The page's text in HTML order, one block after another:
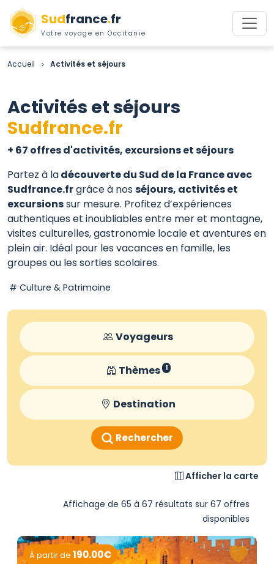
Sudfrance.fr
Votre voyage en Occitanie
Accueil > Activités et séjours
Activités et séjours
Sudfrance.fr
+ 67 offres d'activités, excursions et séjours
Partez à ladécouverte du Sud de la France avec
Sudfrance.frgrâce à nos séjours, activités et
excursionssur mesure. Profitez d’expériences
authentiques et inoubliables entre mer et montagne,
visites culturelles, gastronomie locale et aventures en
plein air. Idéal pour les vacances en famille, les
groupes ou les sorties scolaires.
Culture & Patrimoine
Voyageurs
Thèmes 1
Destination
Rechercher
Afficher la carte
Affichage de 65 à 67 résultats sur 67 offres
disponibles
À partir de 190.00€